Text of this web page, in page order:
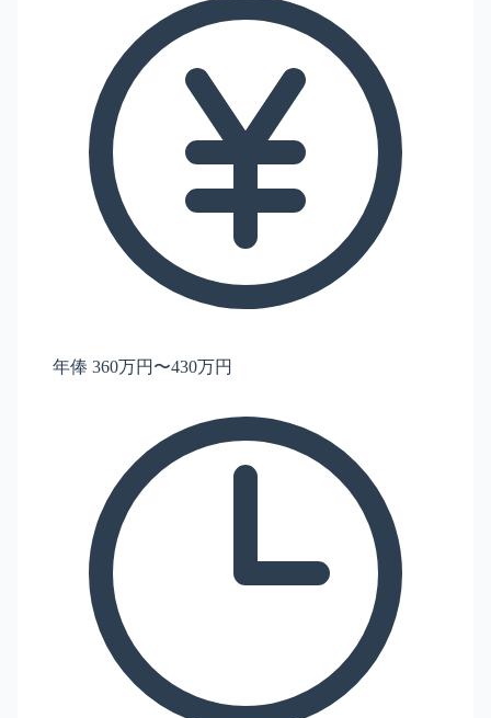
年俸 360万円〜430万円